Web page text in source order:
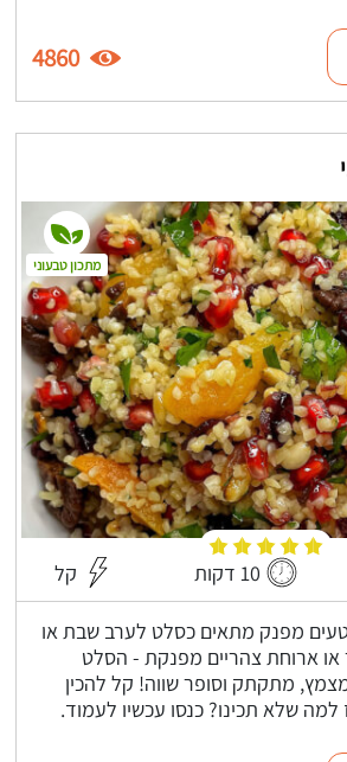
4860
10 דקות קל
טעים מפנק מתאים כסלט לערב שבת או
ארוחת צהריים מפנקת - הסלט
מתקתק וסופר שווה! קל להכין
למה שלא תכינו? כנסו עכשיו לעמוד.
מתכון טבעוני